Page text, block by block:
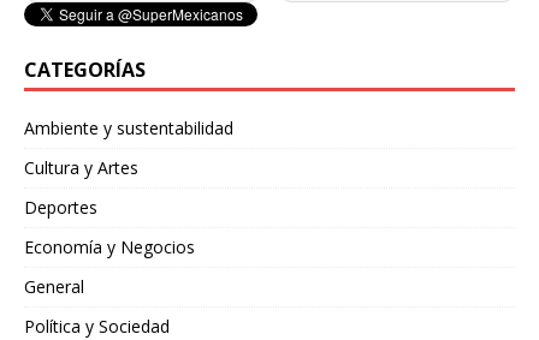
CATEGORÍAS
Ambiente y sustentabilidad
Cultura y Artes
Deportes
Economía y Negocios
General
Política y Sociedad